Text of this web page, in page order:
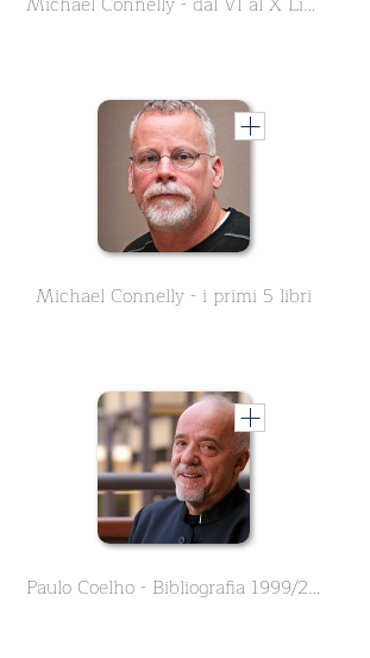
Michael Connelly - i primi 5 libri
Paulo Coelho - Bibliografia 1999/2003